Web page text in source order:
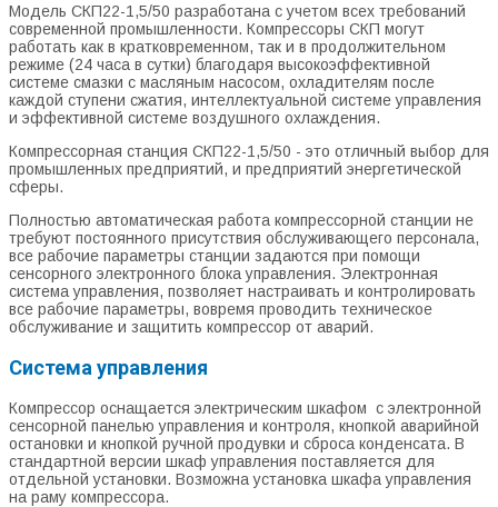
Модель СКП22-1,5/50 разработана с учетом всех требований
современной промышленности. Компрессоры СКП могут
работать как в кратковременном, так и в продолжительном
режиме (24 часа в сутки) благодаря высокоэффективной
системе смазки с масляным насосом, охладителям после
каждой ступени сжатия, интеллектуальной системе управления
и эффективной системе воздушного охлаждения.
Компрессорная станция СКП22-1,5/50 - это отличный выбор для
промышленных предприятий, и предприятий энергетической
сферы.
Полностью автоматическая работа компрессорной станции не
требуют постоянного присутствия обслуживающего персонала,
все рабочие параметры станции задаются при помощи
сенсорного электронного блока управления. Электронная
система управления, позволяет настраивать и контролировать
все рабочие параметры, вовремя проводить техническое
обслуживание и защитить компрессор от аварий.
Система управления
Компрессор оснащается электрическим шкафом с электронной
сенсорной панелью управления и контроля, кнопкой аварийной
остановки и кнопкой ручной продувки и сброса конденсата. В
стандартной версии шкаф управления поставляется для
отдельной установки. Возможна установка шкафа управления
на раму компрессора.